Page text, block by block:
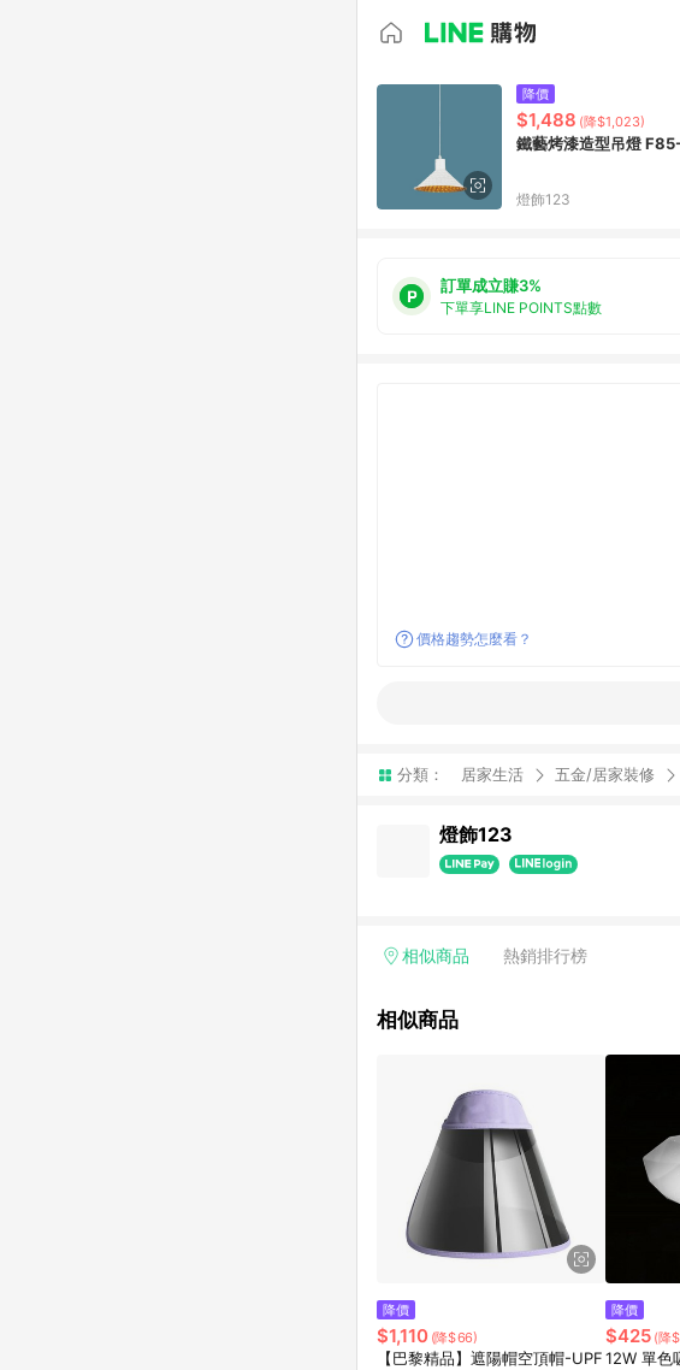
降價
$1,488 (降$1,023)
鐵藝烤漆造型吊燈
燈飾123
訂單成立賺3%
下單享LINE POINTS點數
價格趨勢怎麼看？
分類： 居家生活 五金/居家裝修
燈飾123
相似商品 熱銷排行榜
相似商品
降價
$1,110 (降$66)
【巴黎精品】遮陽帽空頂帽-UPF
降價
$425 (降
12W 單色